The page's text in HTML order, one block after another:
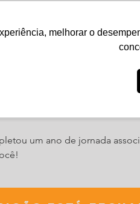
melhorar o
Serviços
um ano de jornada